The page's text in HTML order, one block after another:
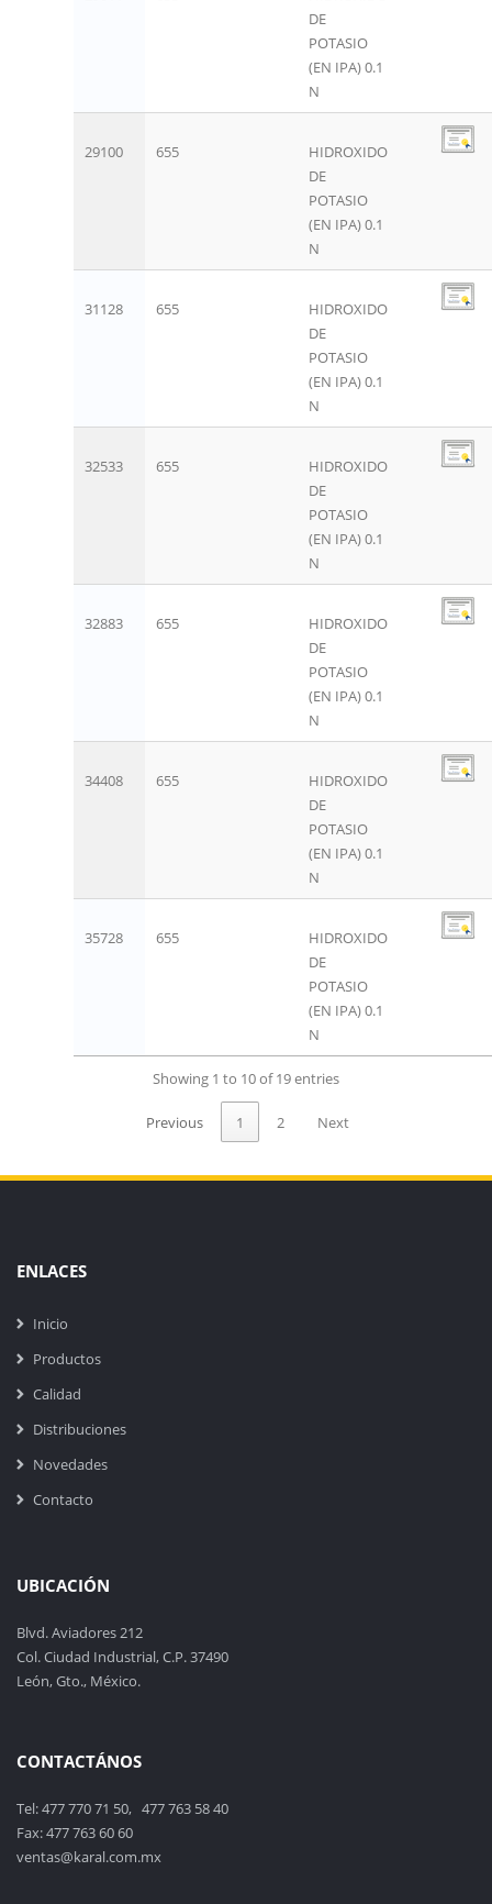
DE
POTASIO
(EN IPA) 0.1
N
29100 655
HIDROXIDO
DE
POTASIO
(EN IPA) 0.1
N
31128 655
HIDROXIDO
DE
POTASIO
(EN IPA) 0.1
N
32533 655
HIDROXIDO
DE
POTASIO
(EN IPA) 0.1
N
32883 655
HIDROXIDO
DE
POTASIO
(EN IPA) 0.1
N
34408 655
HIDROXIDO
DE
POTASIO
(EN IPA) 0.1
N
35728 655
HIDROXIDO
DE
POTASIO
(EN IPA) 0.1
N
Showing 1 to 10 of 19 entries
Previous 1 2 Next
ENLACES
Inicio
Productos
Calidad
Distribuciones
Novedades
Contacto
UBICACIÓN
Blvd. Aviadores 212
Col. Ciudad Industrial, C.P. 37490
León, Gto., México.
CONTACTÁNOS
Tel: 477 770 71 50, 477 763 58 40
Fax: 477 763 60 60
ventas@karal.com.mx